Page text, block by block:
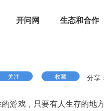
开问网 生态和合作
关注 收藏 分享：
游戏，只要有人生存的地